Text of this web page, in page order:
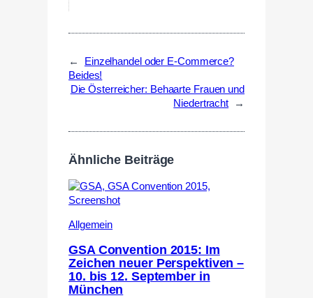
←
Einzelhandel oder E-Commerce?
Beides!
Die Österreicher: Behaarte Frauen und
Niedertracht
→
Ähnliche Beiträge
Allgemein
GSA Convention 2015: Im
Zeichen neuer Perspektiven –
10. bis 12. September in
München